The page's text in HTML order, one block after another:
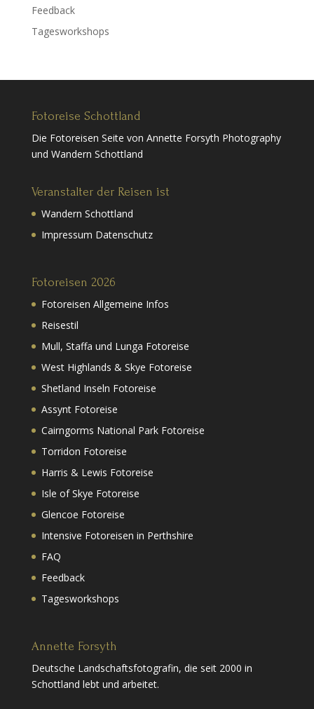
Feedback
Tagesworkshops
Fotoreise Schottland
Die Fotoreisen Seite von Annette Forsyth Photography
und Wandern Schottland
Veranstalter der Reisen ist
Wandern Schottland
Impressum Datenschutz
Fotoreisen 2026
Fotoreisen Allgemeine Infos
Reisestil
Mull, Staffa und Lunga Fotoreise
West Highlands & Skye Fotoreise
Shetland Inseln Fotoreise
Assynt Fotoreise
Cairngorms National Park Fotoreise
Torridon Fotoreise
Harris & Lewis Fotoreise
Isle of Skye Fotoreise
Glencoe Fotoreise
Intensive Fotoreisen in Perthshire
FAQ
Feedback
Tagesworkshops
Annette Forsyth
Deutsche Landschaftsfotografin, die seit 2000 in
Schottland lebt und arbeitet.